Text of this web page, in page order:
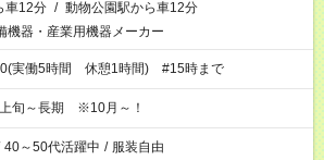
車12分 / 動物公園駅から車12分
機器・産業用機器メーカー
実働5時間 休憩1時間) #15時まで
旬～長期 ※10月～！
40～50代活躍中 / 服装自由